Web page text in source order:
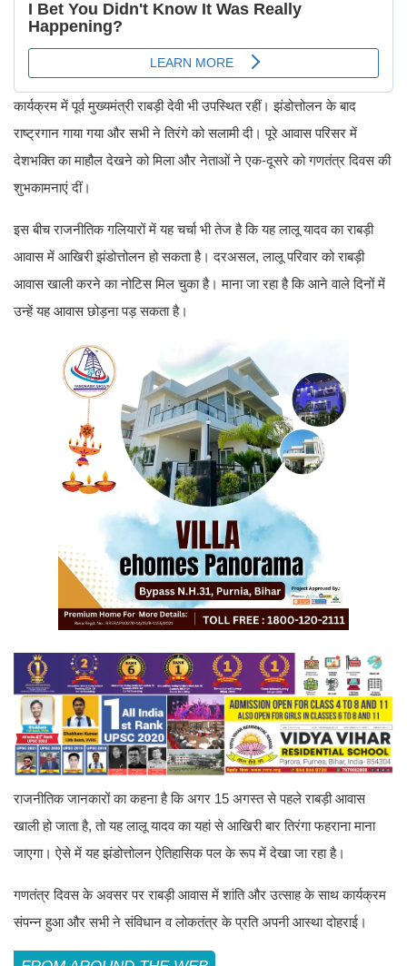
कार्यक्रम में पूर्व मुख्यमंत्री राबड़ी देवी भी उपस्थित रहीं। झंडोत्तोलन के बाद
राष्ट्रगान गाया गया और सभी ने तिरंगे को सलामी दी। पूरे आवास परिसर में
देशभक्ति का माहौल देखने को मिला और नेताओं ने एक-दूसरे को गणतंत्र दिवस की
शुभकामनाएं दीं।
इस बीच राजनीतिक गलियारों में यह चर्चा भी तेज है कि यह लालू यादव का राबड़ी
आवास में आखिरी झंडोत्तोलन हो सकता है। दरअसल, लालू परिवार को राबड़ी
आवास खाली करने का नोटिस मिल चुका है। माना जा रहा है कि आने वाले दिनों में
उन्हें यह आवास छोड़ना पड़ सकता है।
राजनीतिक जानकारों का कहना है कि अगर 15 अगस्त से पहले राबड़ी आवास
खाली हो जाता है, तो यह लालू यादव का यहां से आखिरी बार तिरंगा फहराना माना
जाएगा। ऐसे में यह झंडोत्तोलन ऐतिहासिक पल के रूप में देखा जा रहा है।
गणतंत्र दिवस के अवसर पर राबड़ी आवास में शांति और उत्साह के साथ कार्यक्रम
संपन्न हुआ और सभी ने संविधान व लोकतंत्र के प्रति अपनी आस्था दोहराई।